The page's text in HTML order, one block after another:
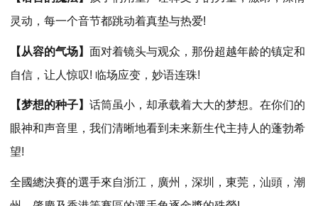
灵动，每一个音节都跳动着真垫与热爱!
【从容的气场】 面对着镜头与观众，那份超越年龄的镇定和
自信，让人惊叹! 临场应变，妙语连珠!
【梦想的种子】 话筒虽小，却承载着大大的梦想。在你们的
眼神和声音里，我们清晰地看到未来新生代主持人的蓬勃希
望!
全國總決賽的選手來自浙江，廣州，深圳，東莞，汕頭，潮